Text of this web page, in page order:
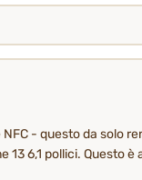
- questo da solo
6,1 pollici. Questo è